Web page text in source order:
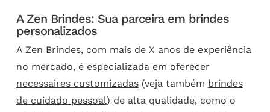
A Zen Brindes: Sua parceira em brindes
personalizados
A Zen Brindes, com mais de X anos de experiência
no mercado, é especializada em oferecer
necessaires customizadas(veja também brindes
de cuidado pessoal) de alta qualidade, como o